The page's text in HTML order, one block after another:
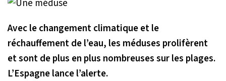
Avec le changement climatique et le
réchauffement de l’eau, les méduses prolifèrent
et sont de plus en plus nombreuses sur les plages.
L’Espagne lance l’alerte.